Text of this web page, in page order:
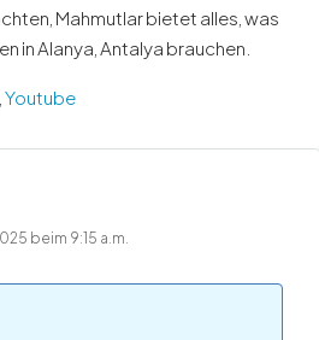
Mahmutlar bietet alles, was
in Alanya, Antalya brauchen.
Youtube
beim 9:15 a.m.